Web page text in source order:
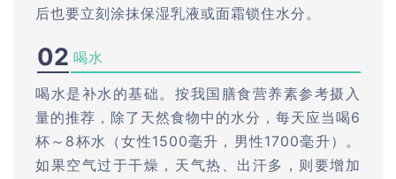
后也要立刻涂抹保湿乳液或面霜锁住水分。
02 喝水
喝水是补水的基础。按我国膳食营养素参考摄入
量的推荐，除了天然食物中的水分，每天应当喝6
杯～8杯水（女性1500毫升，男性1700毫升）。
如果空气过于干燥，天气热、出汗多，则要增加